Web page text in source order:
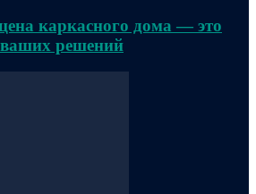
каркасного дома — это
ваших решений